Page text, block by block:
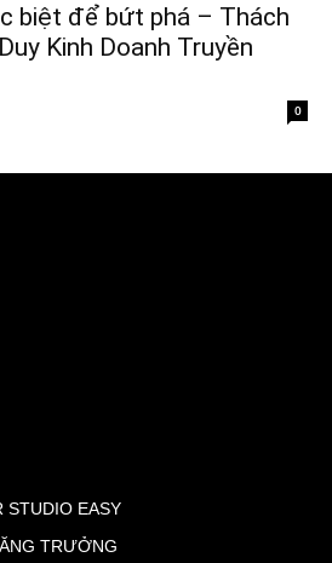
biệt để bứt phá – Thách
Kinh Doanh Truyền
0
STUDIO EASY
TRƯỞNG